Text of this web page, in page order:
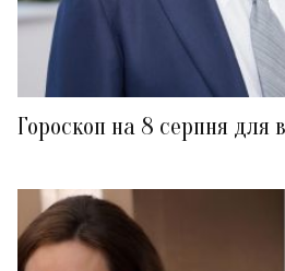
Гороскоп на 8 серпня для